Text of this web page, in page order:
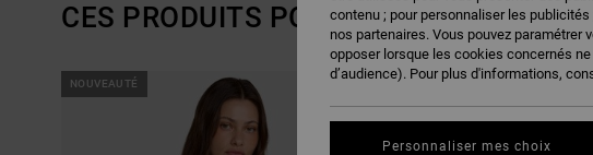
CES PRODUITS POURRAIENT VOUS
PASSER
AUX
ALLER
NOUVEAUTÉ NOUVEAUTÉ
contenu ; pour personnaliser les
nos partenaires. Vous pouvez paramétrer
opposer lorsque les cookies concernés
d’audience). Pour plus d'informations,
Personnaliser mes choix